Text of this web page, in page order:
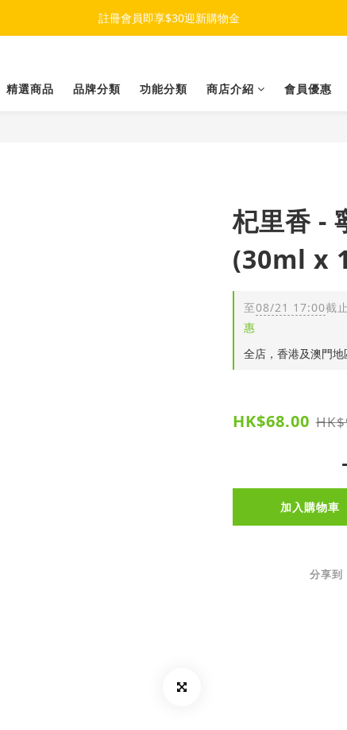
註冊會員即享$30迎新購物金
精選商品 品牌分類 功能分類 商店介紹 會員優惠
杞里香 -
(30ml x
至08/21 17:00截
惠
全店，香港及澳門
HK$68.00
加入購物車
分享到